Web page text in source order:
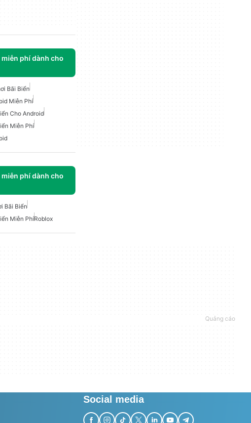
phí dành cho
Bãi Biển
Miễn Phí
Cho Android
Miễn Phí
phí dành cho
Bãi Biển
Miễn PhíRoblox
Social media